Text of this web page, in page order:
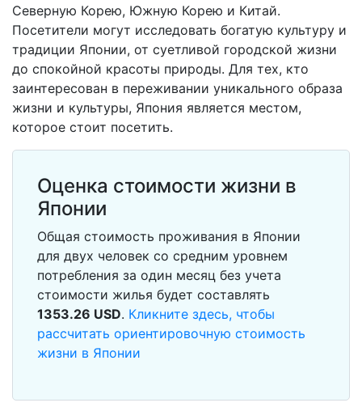
Северную Корею, Южную Корею и Китай.
Посетители могут исследовать богатую культуру и
традиции Японии, от суетливой городской жизни
до спокойной красоты природы. Для тех, кто
заинтересован в переживании уникального образа
жизни и культуры, Япония является местом,
которое стоит посетить.
Оценка стоимости жизни в
Японии
Общая стоимость проживания в Японии
для двух человек со средним уровнем
потребления за один месяц без учета
стоимости жилья будет составлять
1353.26 USD. Кликните здесь, чтобы
рассчитать ориентировочную стоимость
жизни в Японии